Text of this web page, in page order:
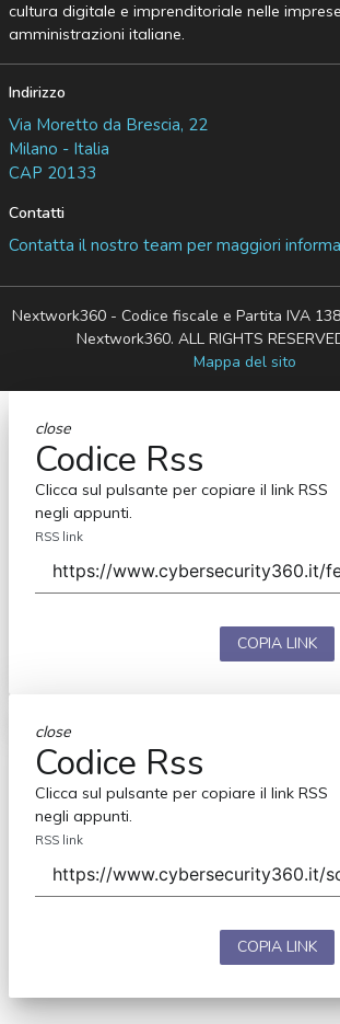
cultura digitale e imprenditoriale nelle
amministrazioni italiane.
Indirizzo
Via Moretto da Brescia, 22
Milano - Italia
CAP 20133
Contatti
Contatta il nostro team per maggiori
Nextwork360 - Codice fiscale e Partita IVA
Nextwork360. ALL RIGHTS
Mappa del sito
close
Codice Rss
Clicca sul pulsante per copiare il link RSS
negli appunti.
RSS link
COPIA LINK
close
Codice Rss
Clicca sul pulsante per copiare il link RSS
negli appunti.
RSS link
COPIA LINK